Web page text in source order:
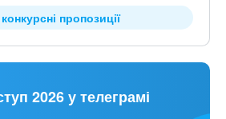
пропозиції
2026 у телеграмі